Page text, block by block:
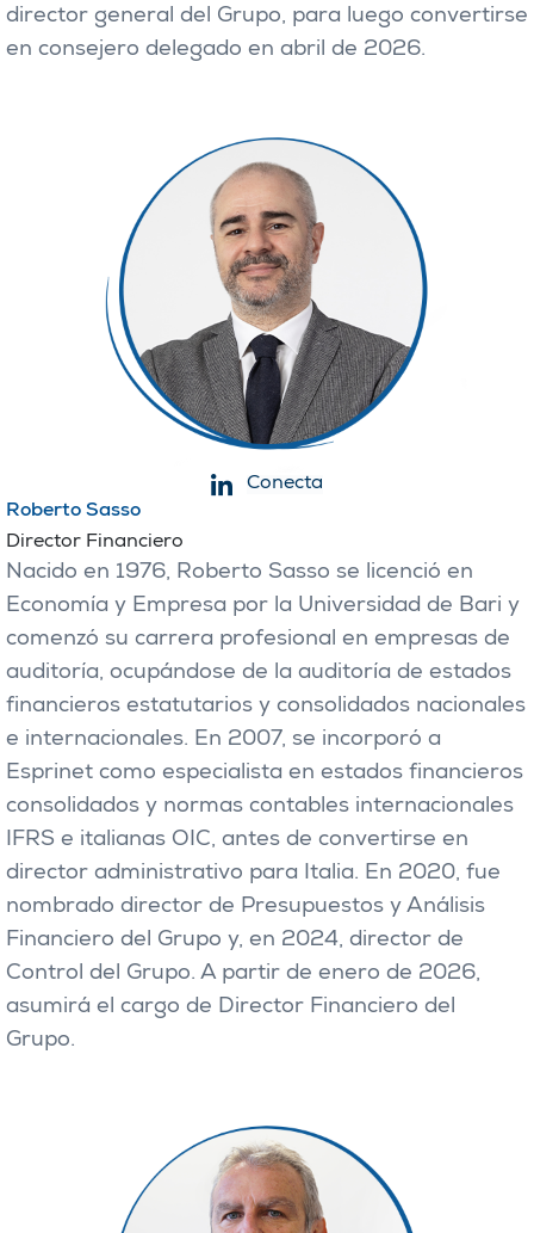
director general del Grupo, para luego convertirse
en consejero delegado en abril de 2026.
Conecta
Roberto Sasso
Director Financiero
Nacido en 1976, Roberto Sasso se licenció en
Economía y Empresa por la Universidad de Bari y
comenzó su carrera profesional en empresas de
auditoría, ocupándose de la auditoría de estados
financieros estatutarios y consolidados nacionales
e internacionales. En 2007, se incorporó a
Esprinet como especialista en estados financieros
consolidados y normas contables internacionales
IFRS e italianas OIC, antes de convertirse en
director administrativo para Italia. En 2020, fue
nombrado director de Presupuestos y Análisis
Financiero del Grupo y, en 2024, director de
Control del Grupo. A partir de enero de 2026,
asumirá el cargo de Director Financiero del
Grupo.